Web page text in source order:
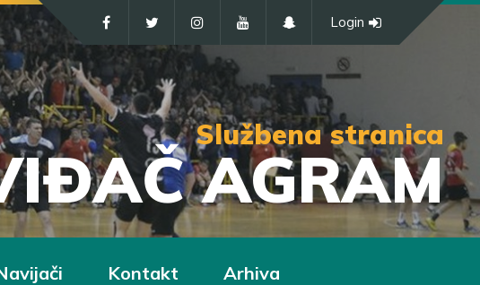
Službena stranica
AGRAM
Login
Kontakt Arhiva